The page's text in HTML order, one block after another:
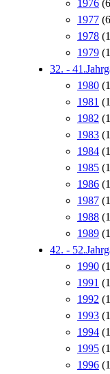
1976
1977
1978
1979
32. -
1980
1981
1982
1983
1984
1985
1986
1987
1988
1989
42. -
1990
1991
1992
1993
1994
1995
1996